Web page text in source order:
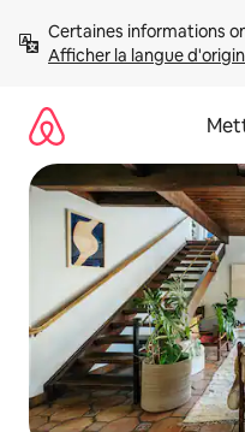
directement
Afficher la langue